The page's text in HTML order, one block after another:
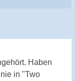
Haben
in "Two